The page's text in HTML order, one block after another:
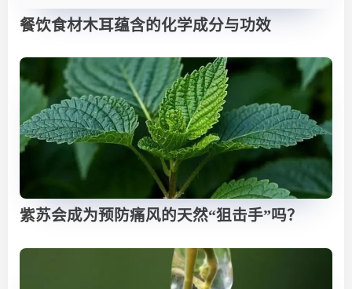
餐饮食材木耳蕴含的化学成分与功效
紫苏会成为预防痛风的天然“狙击手”吗？